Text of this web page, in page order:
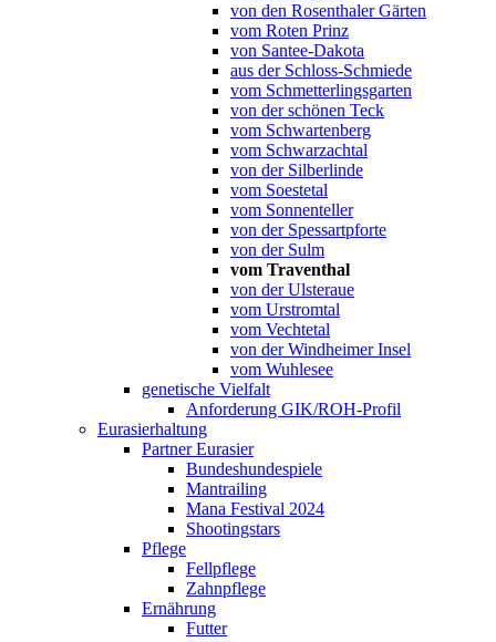
von den Rosenthaler Gärten
vom Roten Prinz
von Santee-Dakota
aus der Schloss-Schmiede
vom Schmetterlingsgarten
von der schönen Teck
vom Schwartenberg
vom Schwarzachtal
von der Silberlinde
vom Soestetal
vom Sonnenteller
von der Spessartpforte
von der Sulm
vom Traventhal
von der Ulsteraue
vom Urstromtal
vom Vechtetal
von der Windheimer Insel
vom Wuhlesee
genetische Vielfalt
Anforderung GIK/ROH-Profil
Eurasierhaltung
Partner Eurasier
Bundeshundespiele
Mantrailing
Mana Festival 2024
Shootingstars
Pflege
Fellpflege
Zahnpflege
Ernährung
Futter